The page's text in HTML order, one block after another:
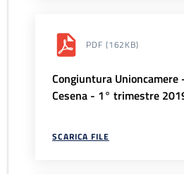
PDF (162KB)
Congiuntura
Cesena - 1° trimestre
SCARICA FILE